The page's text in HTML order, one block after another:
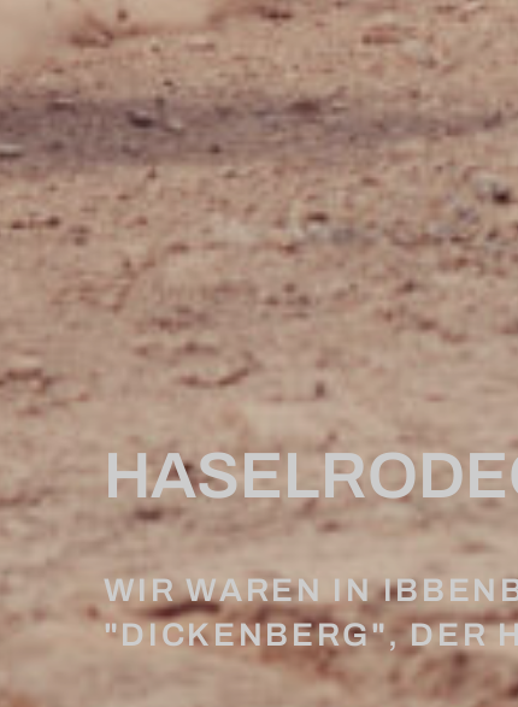
WIR WAREN IN
"DICKENBERG", DER